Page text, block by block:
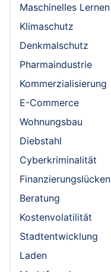
Maschinelles Lernen
Klimaschutz
Denkmalschutz
Pharmaindustrie
Kommerzialisierung
E-Commerce
Wohnungsbau
Diebstahl
Cyberkriminalität
Finanzierungslücken
Beratung
Kostenvolatilität
Stadtentwicklung
Laden